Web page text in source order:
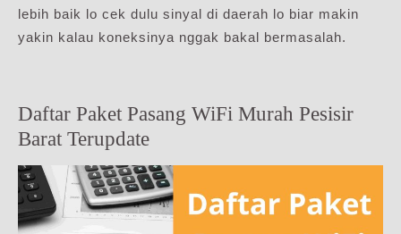
lebih baik lo cek dulu sinyal di daerah lo biar makin
yakin kalau koneksinya nggak bakal bermasalah.
Daftar Paket Pasang WiFi Murah Pesisir
Barat Terupdate